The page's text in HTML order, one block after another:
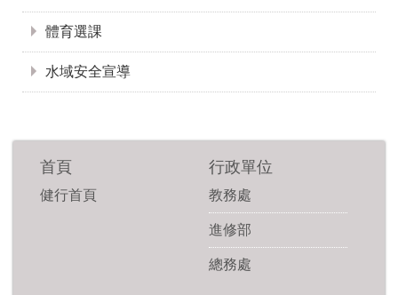
體育選課
水域安全宣導
首頁
健行首頁
行政單位
教務處
進修部
總務處